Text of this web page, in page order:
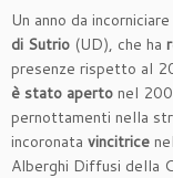
Un anno da
di Sutrio (UD), che ha
presenze rispetto al
è stato aperto nel
pernottamenti nella
incoronata vincitrice
Alberghi Diffusi della